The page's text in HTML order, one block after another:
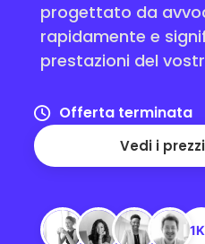
progettato da
rapidamente e
prestazioni del
Offerta terminata
Vedi i prezzi